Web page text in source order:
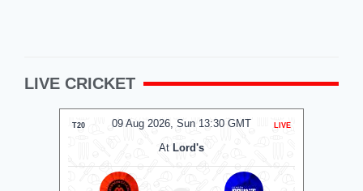
LIVE CRICKET
09 Aug 2026, Sun 13:30 GMT
T20 LIVE
At Lord's